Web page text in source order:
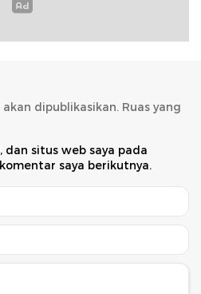
dipublikasikan. Ruas yang
dan situs web saya pada
saya berikutnya.